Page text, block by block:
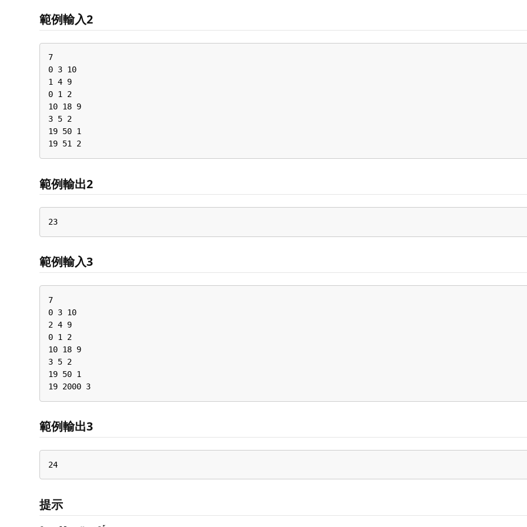
範例輸入2
7
0 3 10
1 4 9
0 1 2
10 18 9
3 5 2
19 50 1
19 51 2
範例輸出2
23
範例輸入3
7
0 3 10
2 4 9
0 1 2
10 18 9
3 5 2
19 50 1
19 2000 3
範例輸出3
24
提示
0 N≤ ⋅10 5